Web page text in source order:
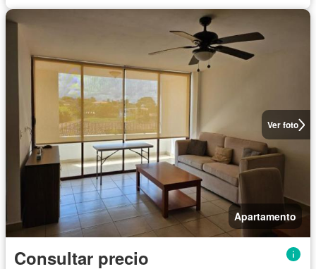
Ver foto
Apartamento
Consultar precio